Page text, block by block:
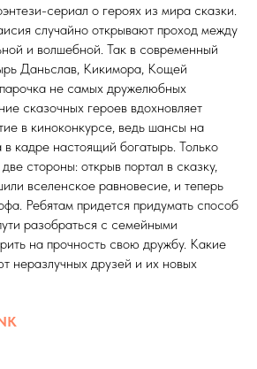
сериал о героях из мира сказки.
случайно открывают проход между
и волшебной. Так в современный
Даньслав, Кикимора, Кощей
не самых дружелюбных
сказочных героев вдохновляет
в киноконкурсе, ведь шансы на
в кадре настоящий богатырь. Только
стороны: открыв портал в сказку,
вселенское равновесие, и теперь
Ребятам придется придумать способ
разобраться с семейными
на прочность свою дружбу. Какие
неразлучных друзей и их новых